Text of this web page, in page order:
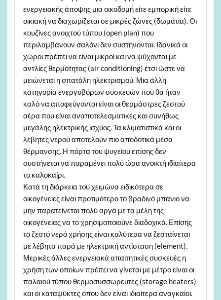
ενεργειακής άποψης μια οικοδομή είτε εμπορική είτε
οικιακή να διαχωρίζεται σε μικρές ζώνες (δωμάτια). Οι
κουζίνες ανοιχτού τύπου (open plan) που
περιλαμβάνουν σαλόνι δεν συστήνονται. Ιδανικά οι
χώροι πρέπει να είναι μικροί και να ψύχονται με
αντλίες θερμότητας (air conditioning) έτσι ώστε να
μειώνεται η σπατάλη ηλεκτρισμού. Μια άλλη
κατηγορία ενεργοβόρων συσκευών που θα ήταν
καλό να αποφεύγονται είναι οι θερμάστρες ζεστού
αέρα που είναι αναποτελεσματικές και συνήθως
μεγάλης ηλεκτρικής ισχύος. Τα κλιματιστικά και οι
λέβητες νερού αποτελούν πιο αποδοτικά μέσα
θέρμανσης. Η πόρτα του ψυγείου επίσης δεν
συστήνεται να παραμένει πολύ ώρα ανοικτή ιδιαίτερα
το καλοκαίρι.
Κατά τη διάρκεια του χειμώνα ειδικότερα σε
οικογένειες είναι προτιμότερο το βραδινό μπάνιο να
μην παρατείνεται πολύ αργά με τα μέλη της
οικογένειας να το χρησιμοποιούνε διαδοχικά. Επίσης
το ζεστό νερό χρήσης είναι καλύτερα να ζεσταίνεται
με λέβητα παρά με ηλεκτρική αντίσταση (element).
Μερικές άλλες ενεργειακά απαιτητικές συσκευές η
χρήση των οποίων πρέπει να γίνεται με μέτρο είναι οι
παλαιού τύπου θερμοσυσσωρευτές (storage heaters)
και οι καταψύκτες όπου δεν είναι ιδιαίτερα αναγκαίοι.